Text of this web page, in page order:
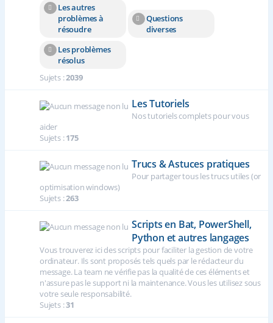
Les autres
problèmes à
résoudre
Questions
diverses
Les problèmes
résolus
Sujets :2039
Les Tutoriels
Nos tutoriels complets pour vous
aider
Sujets :175
Trucs & Astuces pratiques
Pour partager tous les trucs utiles (or
optimisation windows)
Sujets :263
Scripts en Bat, PowerShell,
Python et autres langages
Vous trouverez ici des scripts pour faciliter la gestion de votre
ordinateur. Ils sont proposés tels quels par le rédacteur du
message. La team ne vérifie pas la qualité de ces éléments et
n'assure pas le support ni la maintenance. Vous les utilisez sous
votre seule responsabilité.
Sujets :31